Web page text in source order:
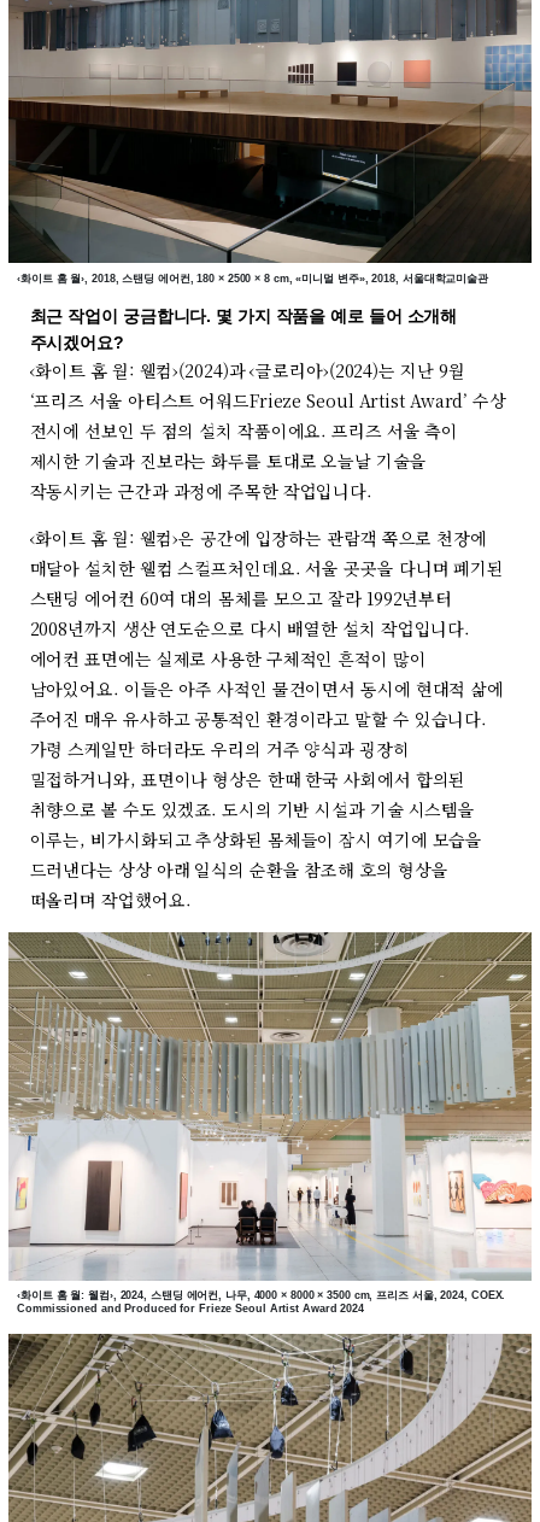
‹화이트 홈 월›, 2018, 스탠딩 에어컨, 180 × 2500 × 8 cm, «미니멀 변주», 2018, 서울대학교미술관
최근 작업이 궁금합니다. 몇 가지 작품을 예로 들어 소개해
주시겠어요?
‹화이트 홈 월: 웰컴›(2024)과 ‹글로리아›(2024)는 지난 9월
‘프리즈 서울 아티스트 어워드Frieze Seoul Artist Award’ 수상
전시에 선보인 두 점의 설치 작품이에요. 프리즈 서울 측이
제시한 기술과 진보라는 화두를 토대로 오늘날 기술을
작동시키는 근간과 과정에 주목한 작업입니다.
‹화이트 홈 월: 웰컴›은 공간에 입장하는 관람객 쪽으로 천장에
매달아 설치한 웰컴 스컬프처인데요. 서울 곳곳을 다니며 폐기된
스탠딩 에어컨 60여 대의 몸체를 모으고 잘라 1992년부터
2008년까지 생산 연도순으로 다시 배열한 설치 작업입니다.
에어컨 표면에는 실제로 사용한 구체적인 흔적이 많이
남아있어요. 이들은 아주 사적인 물건이면서 동시에 현대적 삶에
주어진 매우 유사하고 공통적인 환경이라고 말할 수 있습니다.
가령 스케일만 하더라도 우리의 거주 양식과 굉장히
밀접하거니와, 표면이나 형상은 한때 한국 사회에서 합의된
취향으로 볼 수도 있겠죠. 도시의 기반 시설과 기술 시스템을
이루는, 비가시화되고 추상화된 몸체들이 잠시 여기에 모습을
드러낸다는 상상 아래 일식의 순환을 참조해 호의 형상을
떠올리며 작업했어요.
‹화이트 홈 월: 웰컴›, 2024, 스탠딩 에어컨, 나무, 4000 × 8000 × 3500 cm, 프리즈 서울, 2024, COEX.
Commissioned and Produced for Frieze Seoul Artist Award 2024